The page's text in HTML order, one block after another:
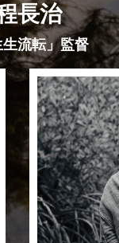
長治
生流転」監督